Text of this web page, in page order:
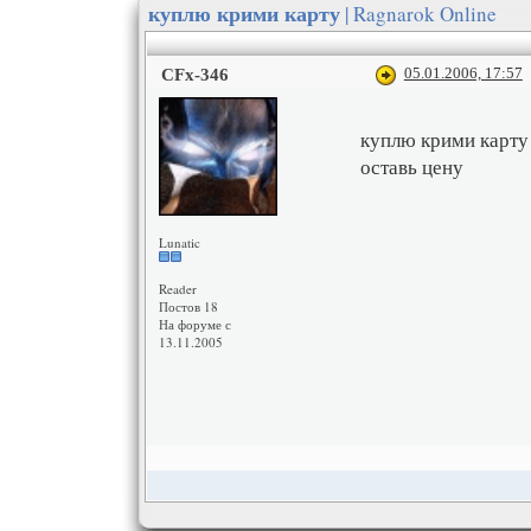
куплю крими карту| Ragnarok Online
CFx-346 05.01.2006, 17:57
Lunatic
Reader
Постов 18
На форуме с
13.11.2005
куплю крими карту
оставь цену